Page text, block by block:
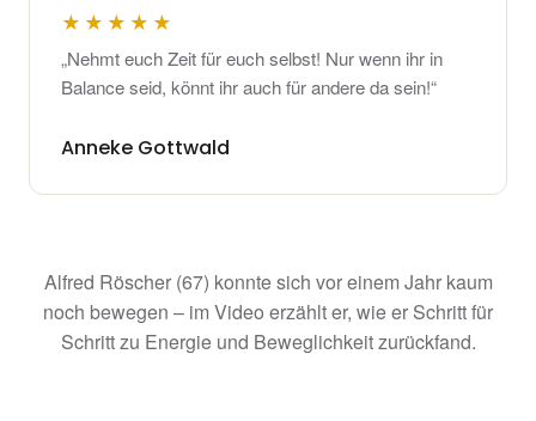
★★★★★
„Nehmt euch Zeit für euch selbst! Nur wenn ihr in
Balance seid, könnt ihr auch für andere da sein!“
Anneke Gottwald
Alfred Röscher (67) konnte sich vor einem Jahr kaum
noch bewegen – im Video erzählt er, wie er Schritt für
Schritt zu Energie und Beweglichkeit zurückfand.